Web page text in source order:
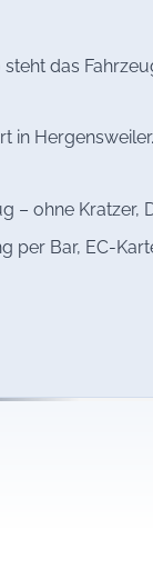
das
– ohne Kratzer,
per Bar, EC-